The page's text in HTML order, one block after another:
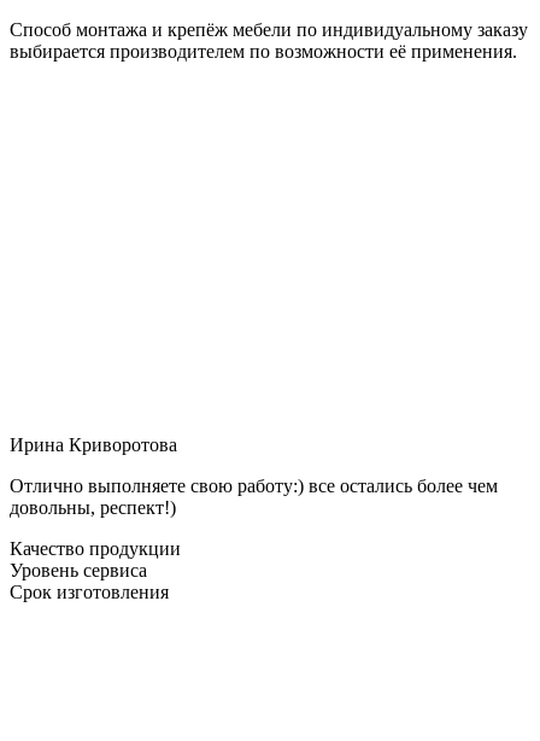
Способ монтажа и крепёж мебели по индивидуальному заказу
выбирается производителем по возможности её применения.
Ирина Криворотова
Отлично выполняете свою работу:) все остались более чем
довольны, респект!)
Качество продукции
Уровень сервиса
Срок изготовления